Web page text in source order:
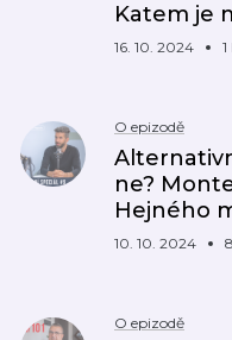
Katem je
16. 10. 2024
O epizodě
ne?
Hejného
10. 10. 2024
O epizodě